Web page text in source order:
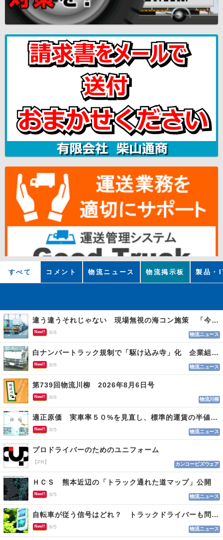
すべて コメント 物流ニュース 物流掲示板 製品・
違う違うそれじゃない 現場無視の海コン施策 「今でも平均２～３時間は待つ」
New!! 8/6 物流ニュース
白ナンバートラック規制で「駆け込み寺」化 企業組合が入会基準を見直しへ
New!! 8/6 物流ニュース
第739回物流川柳 2026年8月6日号
New!! 8/6 物流川柳
適正原価 実車率５０%を見直し、標準的運賃の半値の恐れも
New!! 8/5 物流ニュース
プロドライバーのためのユニフォーム
【PR】 カンコービズウェア
ＨＣＳ 熊本近辺の「トラック通れた道マップ」公開
New!! 8/5 物流ニュース
自転車が従う信号はどれ？ トラックドライバーも問われる認識
New!! 8/5 物流ニュース